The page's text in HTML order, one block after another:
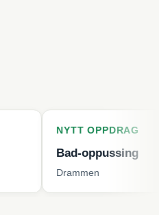
NYTT OPPDRAG
Bad-oppussing